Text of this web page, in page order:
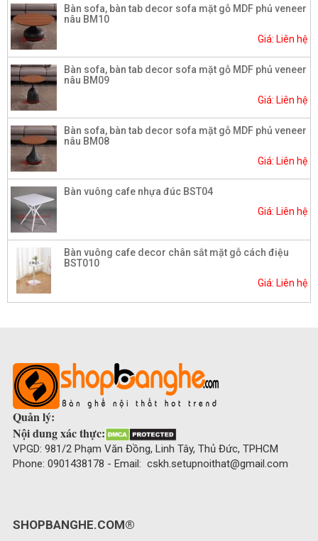
Bàn sofa, bàn tab decor sofa mặt gỗ MDF phủ veneer
nâu BM10
Giá: Liên hệ
Bàn sofa, bàn tab decor sofa mặt gỗ MDF phủ veneer
nâu BM09
Giá: Liên hệ
Bàn sofa, bàn tab decor sofa mặt gỗ MDF phủ veneer
nâu BM08
Giá: Liên hệ
Bàn vuông cafe nhựa đúc BST04
Giá: Liên hệ
Bàn vuông cafe decor chân sắt mặt gỗ cách điệu
BST010
Giá: Liên hệ
Quản lý:
Nội dung xác thực:
VPGD: 981/2 Phạm Văn Đồng, Linh Tây, Thủ Đức, TPHCM
Phone: 0901438178 - Email: cskh.setupnoithat@gmail.com
SHOPBANGHE.COM®